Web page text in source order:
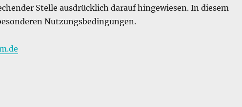
Stelle ausdrücklich darauf hingewiesen. In diesem
Nutzungsbedingungen.